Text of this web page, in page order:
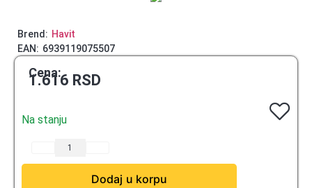
Brend: Havit
EAN: 6939119075507
Cena:
1.616 RSD
Na stanju
Dodaj u korpu